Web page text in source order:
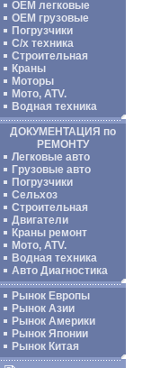
ОЕМ легковые
OEM грузовые
Погрузчики
С/х техника
Строительная
Краны
Моторы
Мото, ATV.
Водная техника
ДОКУМЕНТАЦИЯ по
РЕМОНТУ
Легковые авто
Грузовые авто
Погрузчики
Сельхоз
Строительная
Двигатели
Краны ремонт
Мото, ATV.
Водная техника
Авто Диагностика
Рынок Европы
Рынок Азии
Рынок Америки
Рынок Японии
Рынок Китая